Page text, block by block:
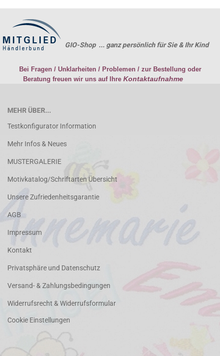
GIO-Shop ... ganz persönlich für Sie & Ihr Kind
Bei Fragen / Unklarheiten / Problemen / zur Bestellung oder
Beratung freuen wir uns auf Ihre Kontaktaufnahme
MEHR ÜBER...
Testkonfigurator Information
Mehr Infos & Neues
MUSTERGALERIE
Motivkatalog/Schriftarten Übersicht
Unsere Zufriedenheitsgarantie
AGB
Impressum
Kontakt
Privatsphäre und Datenschutz
Versand- & Zahlungsbedingungen
Widerrufsrecht & Widerrufsformular
Cookie Einstellungen